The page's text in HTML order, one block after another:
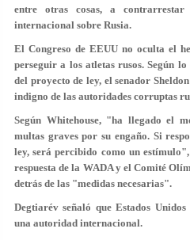
entre otras cosas, a
internacional sobre Rusia.
El Congreso de EEUU no oculta el
perseguir a los atletas rusos. Según
del proyecto de ley, el senador
indigno de las autoridades corruptas
Según Whitehouse, "ha llegado el
multas graves por su engaño. Si
ley, será percibido como un
respuesta de la WADA y el Comité
detrás de las "medidas necesarias".
Degtiarév señaló que Estados
una autoridad internacional.